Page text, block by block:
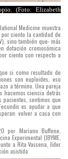
(Foto: Elizabeth
Medicine muestra
ciento la cantidad de
sino también que- más
dotación cromosómica
ciento con respecto a
si como resultado de
son euploides, eso
a término. Una pareja
hacemos ciencia detrás
sentimos que
es ayudar a que
volver a casa con
por Mariano Buffone,
Experimental (IBYME,
a Rita Vassena, líder
asistida